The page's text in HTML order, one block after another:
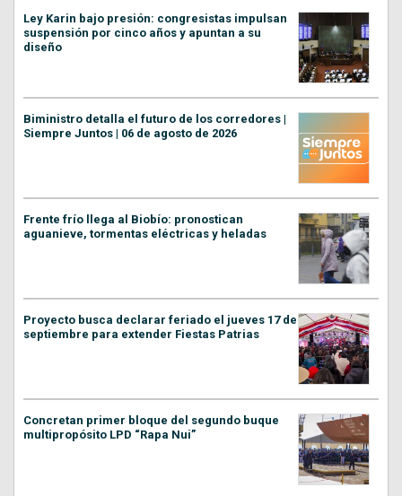
Ley Karin bajo presión: congresistas impulsan
suspensión por cinco años y apuntan a su
diseño
Biministro detalla el futuro de los corredores |
Siempre Juntos | 06 de agosto de 2026
Frente frío llega al Biobío: pronostican
aguanieve, tormentas eléctricas y heladas
Proyecto busca declarar feriado el jueves 17 de
septiembre para extender Fiestas Patrias
Concretan primer bloque del segundo buque
multipropósito LPD “Rapa Nui”